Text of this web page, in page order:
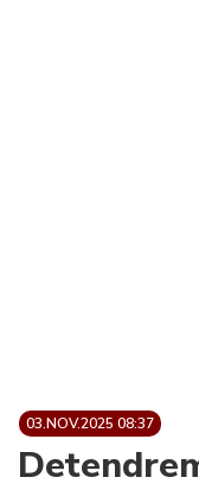
03.NOV.2025 08:37